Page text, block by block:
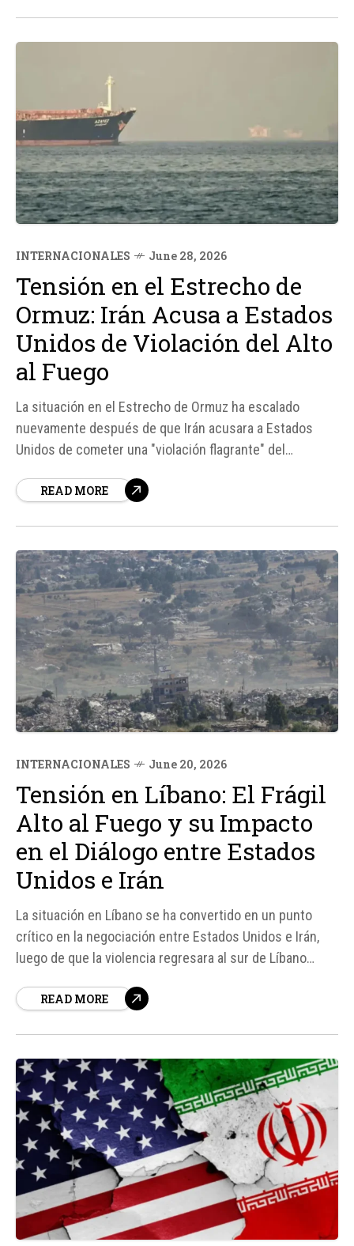
INTERNACIONALES June 28, 2026
Tensión en el Estrecho de
Ormuz: Irán Acusa a Estados
Unidos de Violación del Alto
al Fuego
La situación en el Estrecho de Ormuz ha escalado
nuevamente después de que Irán acusara a Estados
Unidos de cometer una "violación flagrante" del
en la región. Según fuentes, los bombardeos
READ MORE
INTERNACIONALES June 20, 2026
Tensión en Líbano: El Frágil
Alto al Fuego y su Impacto
en el Diálogo entre Estados
Unidos e Irán
La situación en Líbano se ha convertido en un punto
crítico en la negociación entre Estados Unidos e Irán,
luego de que la violencia regresara al sur de Líbano
entre Israel y Hezbolá.
READ MORE